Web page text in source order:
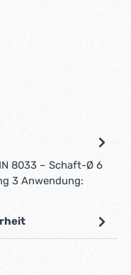
8033 – Schaft-Ø 6
3 Anwendung: